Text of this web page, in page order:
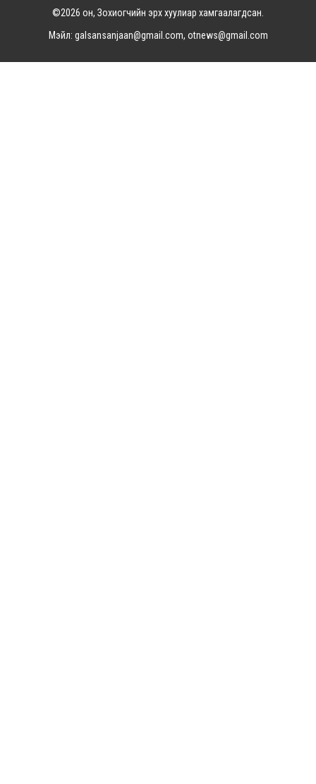
©2026 он, Зохиогчийн эрх хуулиар хамгаалагдсан.
Мэйл: galsansanjaan@gmail.com, otnews@gmail.com